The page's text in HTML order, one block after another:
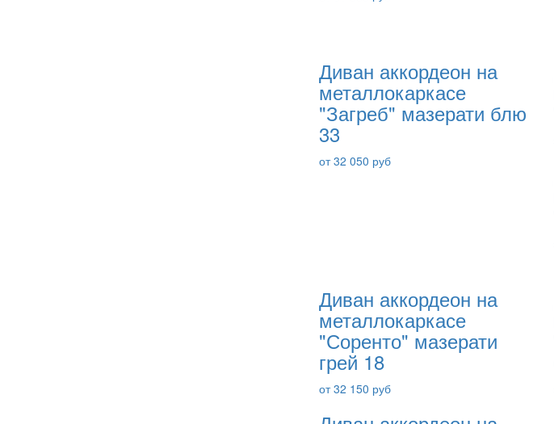
Диван аккордеон на
металлокаркасе
"Загреб" мазерати блю
33
от 32 050 руб
Диван аккордеон на
металлокаркасе
"Соренто" мазерати
грей 18
от 32 150 руб